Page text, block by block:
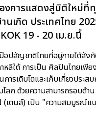
งการแสดงสู่มิติใหม่ที่
เกิด ประเทศไทย
19 - 20 เม.ย.นี้
ปสัญชาติไทยที่อยู่ภายใต้สัง
ลีใต้ การเป็น ศิลปินไทยเพีย
รเติบโตและเก็บเกี่ยวประ
ลก ด้วยความสามารถรอบด้า
(เตนล์) เป็น "ความสมบูรณ์แ